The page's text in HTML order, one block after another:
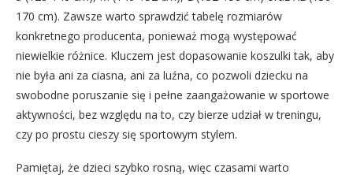
170 cm). Zawsze warto sprawdzić tabelę rozmiarów
konkretnego producenta, ponieważ mogą występować
niewielkie różnice. Kluczem jest dopasowanie koszulki tak, aby
nie była ani za ciasna, ani za luźna, co pozwoli dziecku na
swobodne poruszanie się i pełne zaangażowanie w sportowe
aktywności, bez względu na to, czy bierze udział w treningu,
czy po prostu cieszy się sportowym stylem.
Pamiętaj, że dzieci szybko rosną, więc czasami warto